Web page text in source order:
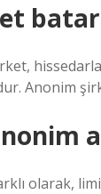
Anonim
olarak,